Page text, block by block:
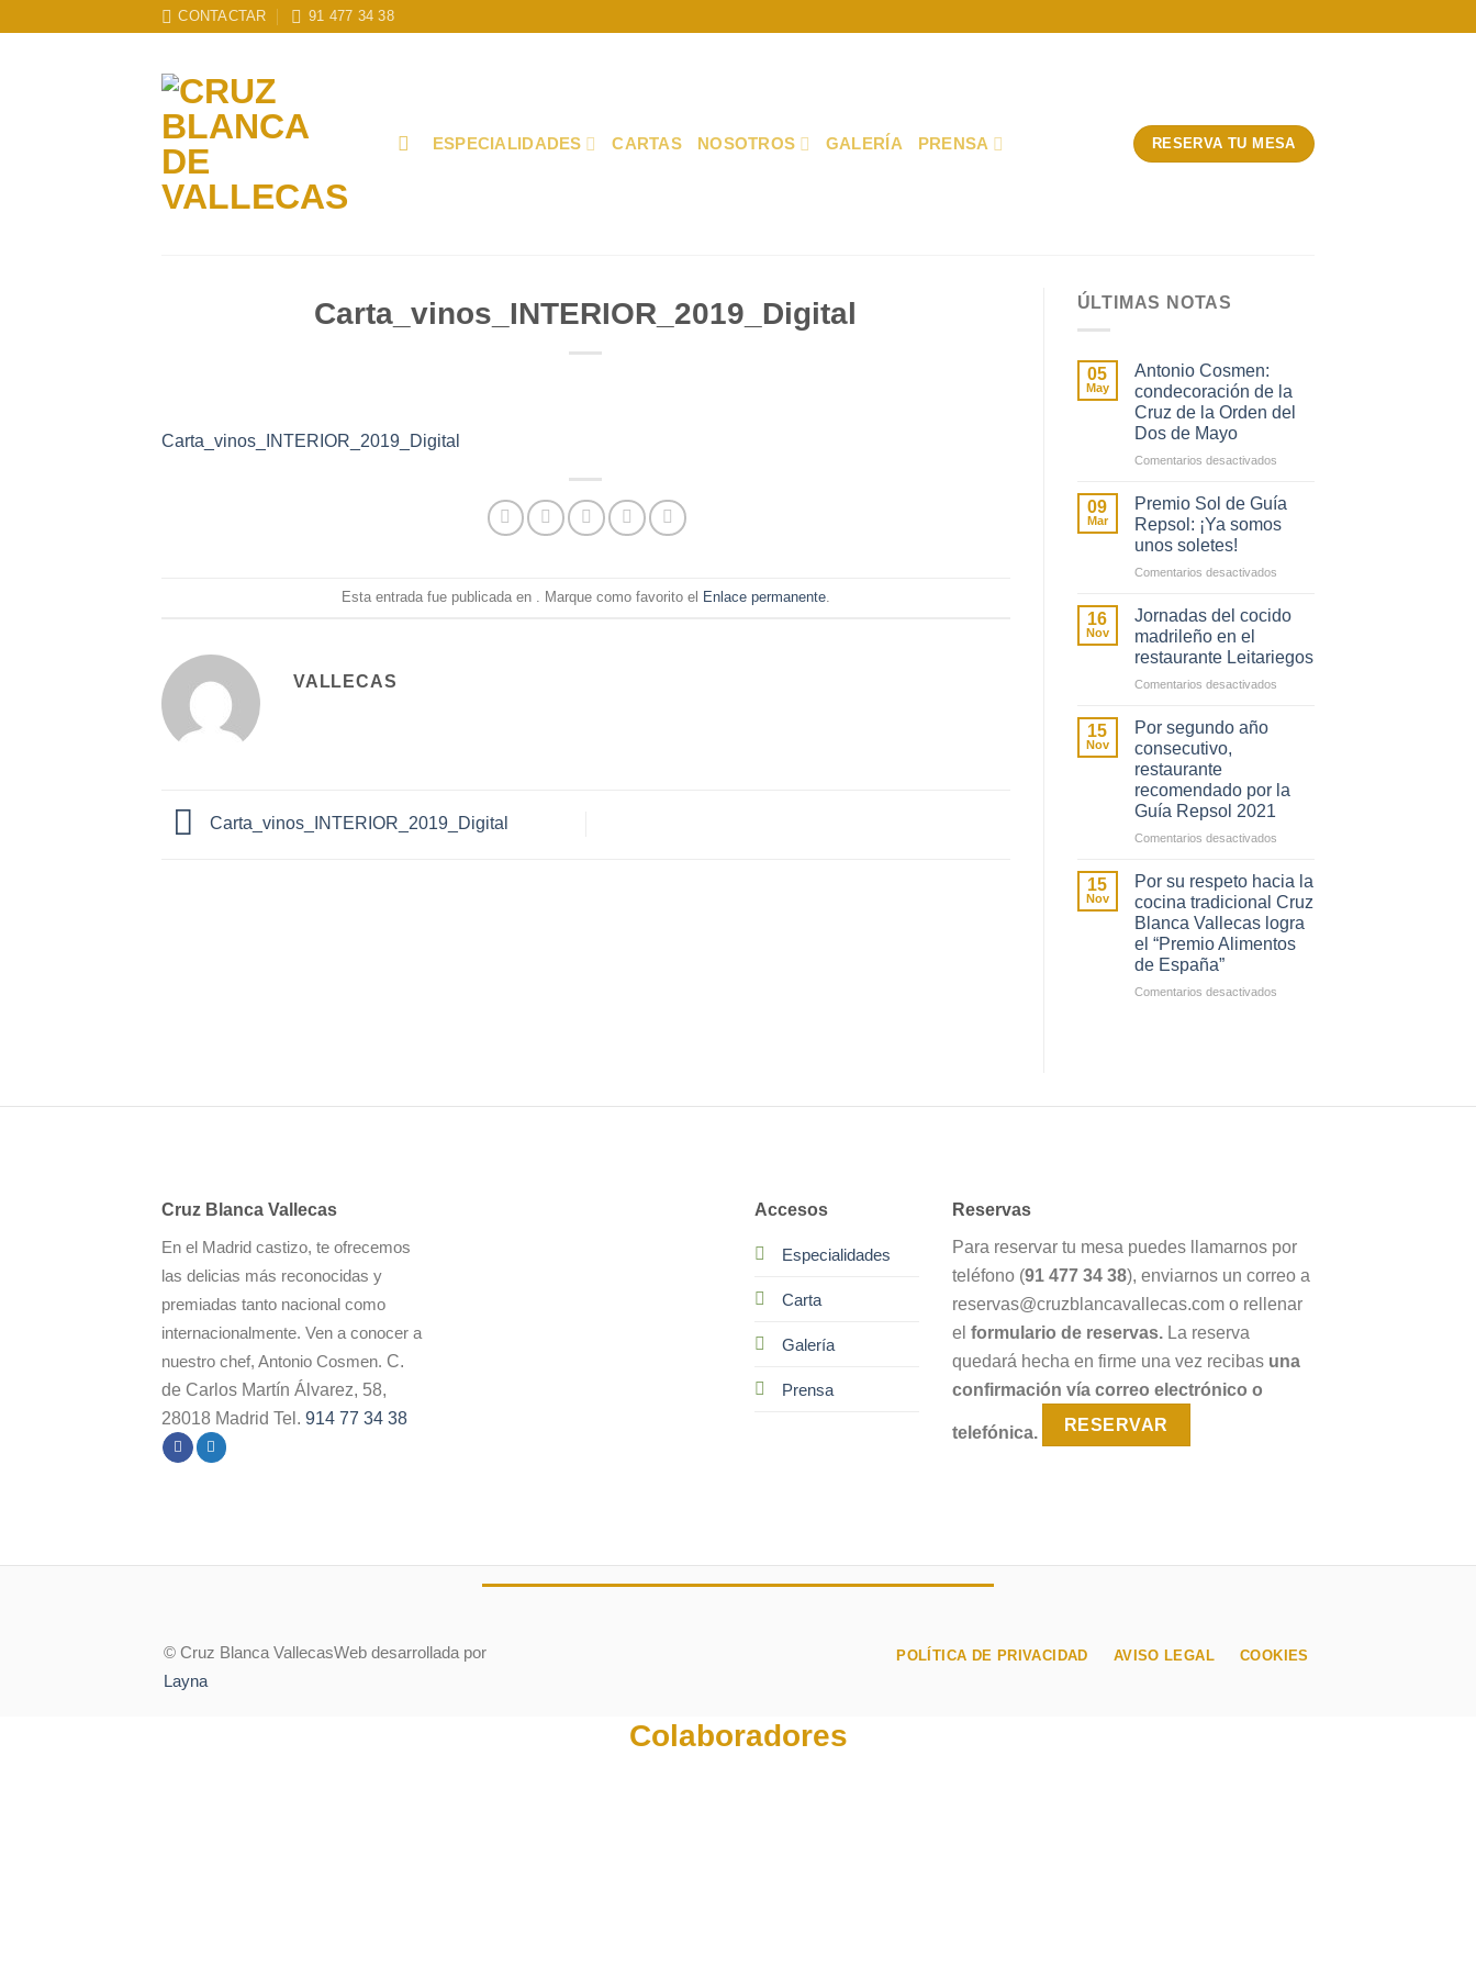
CONTACTAR 91 477 34 38
ESPECIALIDADES CARTAS NOSOTROS GALERÍA PRENSA RESERVA TU MESA
Carta_vinos_INTERIOR_2019_Digital
Carta_vinos_INTERIOR_2019_Digital
Esta entrada fue publicada en . Marque como favorito el Enlace permanente.
VALLECAS
Carta_vinos_INTERIOR_2019_Digital
ÚLTIMAS NOTAS
05
May
Antonio Cosmen:
condecoración de la
Cruz de la Orden del
Dos de Mayo
Comentarios desactivadosen
Cosmen:
condecoración
Cruz
la
del
09
Mar
Premio Sol de Guía
Repsol: ¡Ya somos
unos soletes!
Comentarios desactivadosen
Sol
Repsol:
¡Ya
16
Nov
Jornadas del cocido
madrileño en el
restaurante Leitariegos
Comentarios desactivadosen
en
restaurante
Leitariegos
15
Nov
Por segundo año
consecutivo,
restaurante
recomendado por la
Guía Repsol 2021
Comentarios desactivadosen
segundo
año
restaurante
la
15
Nov
Por su respeto hacia la
cocina tradicional Cruz
Blanca Vallecas logra
el “Premio Alimentos
de España”
Comentarios desactivadosen
cocina
“Premio
España”
Cruz Blanca Vallecas
En el Madrid castizo, te ofrecemos
las delicias más reconocidas y
premiadas tanto nacional como
internacionalmente. Ven a conocer a
nuestro chef, Antonio Cosmen. C.
de Carlos Martín Álvarez, 58,
28018 Madrid Tel. 914 77 34 38
Accesos
Especialidades
Carta
Galería
Prensa
Reservas
Para reservar tu mesa puedes llamarnos por
teléfono (91 477 34 38), enviarnos un correo a
reservas@cruzblancavallecas.com o rellenar
el formulario de reservas. La reserva
quedará hecha en firme una vez recibas una
confirmación vía correo electrónico o
telefónica. RESERVAR
© Cruz Blanca VallecasWeb desarrollada por
Layna
POLÍTICA DE PRIVACIDAD AVISO LEGAL COOKIES
Colaboradores